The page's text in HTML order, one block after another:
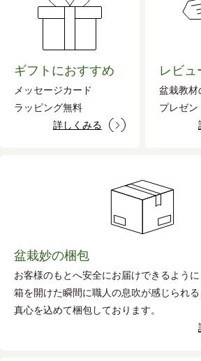
ギフトにおすすめ
メッセージカード
ラッピング無料
詳しくみる
レビュ
盆栽教材
プレゼン
盆栽妙の梱包
お客様のもとへ安全にお届けできるように
箱を開けた瞬間に職人の息吹が感じられる
真心を込めて梱包しております。